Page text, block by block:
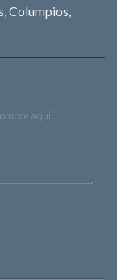
Columpios,